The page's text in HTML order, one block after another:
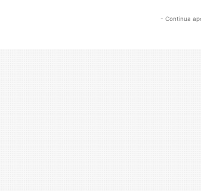
- Continua